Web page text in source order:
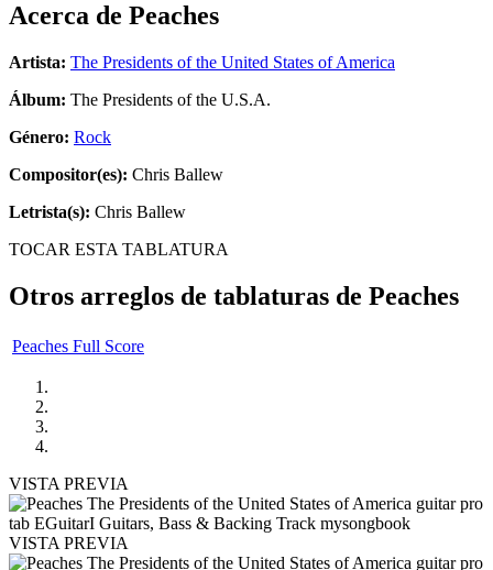
Acerca de Peaches
Artista: The Presidents of the United States of America
Álbum: The Presidents of the U.S.A.
Género: Rock
Compositor(es): Chris Ballew
Letrista(s): Chris Ballew
TOCAR ESTA TABLATURA
Otros arreglos de tablaturas de Peaches
Peaches Full Score
VISTA PREVIA
VISTA PREVIA